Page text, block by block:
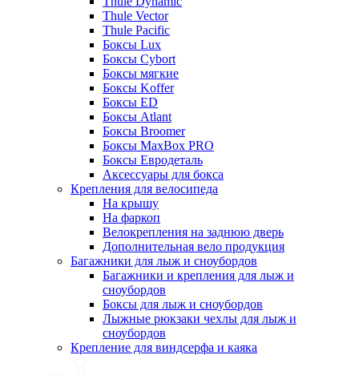
Thule Vector
Thule Pacific
Боксы Lux
Боксы Cybort
Боксы мягкие
Боксы Koffer
Боксы ED
Боксы Atlant
Боксы Broomer
Боксы MaxBox PRO
Боксы Евродеталь
Аксессуары для бокса
Крепления для велосипеда
На крышу
На фаркоп
Велокрепления на заднюю дверь
Дополнительная вело продукция
Багажники для лыж и сноубордов
Багажники и крепления для лыж и
сноубордов
Боксы для лыж и сноубордов
Лыжные рюкзаки чехлы для лыж и
сноубордов
Крепление для виндсерфа и каяка